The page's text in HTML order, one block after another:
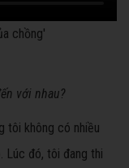
chồng'
với nhau?
tôi không có nhiều
Lúc đó, tôi đang thi